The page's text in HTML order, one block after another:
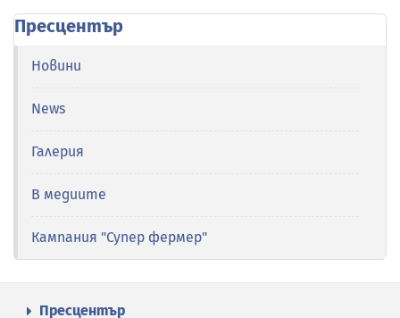
Пресцентър
Новини
News
Галерия
В медиите
Кампания "Супер фермер"
Пресцентър